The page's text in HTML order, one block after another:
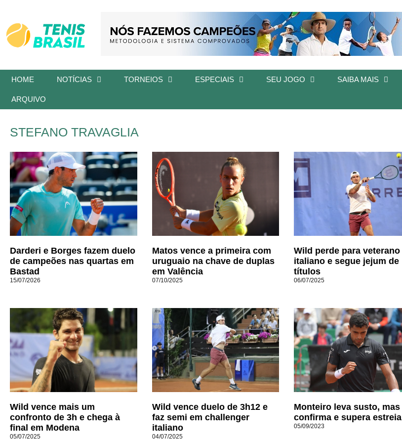
HOME NOTÍCIAS TORNEIOS ESPECIAIS SEU JOGO SAIBA MAIS
ARQUIVO
STEFANO TRAVAGLIA
Darderi e Borges fazem duelo
de campeões nas quartas em
Bastad
15/07/2026
Matos vence a primeira com
uruguaio na chave de duplas
em Valência
07/10/2025
Wild perde para veterano
italiano e segue jejum de
títulos
06/07/2025
Wild vence mais um
confronto de 3h e chega à
final em Modena
05/07/2025
Wild vence duelo de 3h12 e
faz semi em challenger
italiano
04/07/2025
Monteiro leva susto, mas
confirma e supera estreia
05/09/2023